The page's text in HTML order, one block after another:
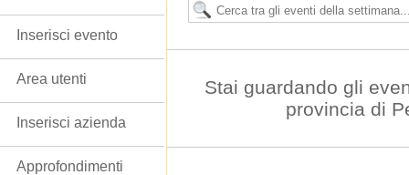
Stai guardando gli
provincia di
Inserisci evento
Area utenti
Inserisci azienda
Approfondimenti